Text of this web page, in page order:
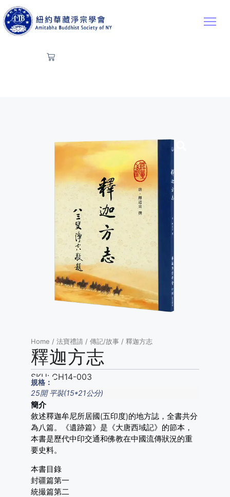
Home / 法寶禮請 / 傳記/故事 / 釋迦方志
釋迦方志
SKU: CH14-003
規格：
25開 平裝(15*21公分)
簡介
敘述釋迦牟尼所居國(五印度)的地方誌，全書共分
為八篇。《遺跡篇》是《大唐西域記》的節本，
本書是歷代中印交通和佛教在中國流傳狀況的重
要史料。
本書目錄
封疆篇第一
統撮篇第二